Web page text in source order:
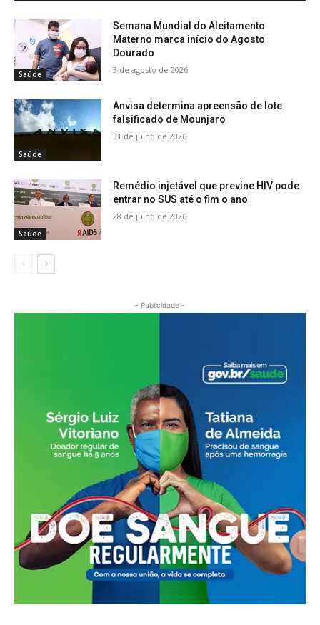
Saúde
Semana Mundial do Aleitamento
Materno marca início do Agosto
Dourado
3 de agosto de 2026
Saúde
Anvisa determina apreensão de lote
falsificado de Mounjaro
31 de julho de 2026
Saúde
Remédio injetável que previne HIV pode
entrar no SUS até o fim o ano
28 de julho de 2026
- Publicidade -